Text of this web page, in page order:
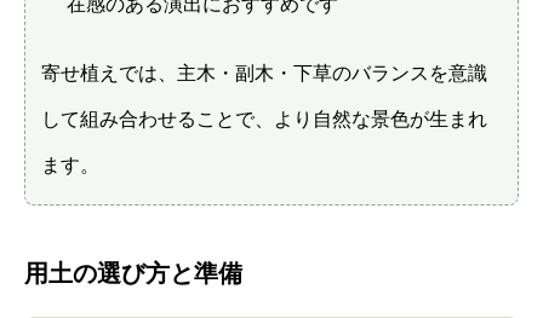
在感のある演出におすすめです
寄せ植えでは、主木・副木・下草のバランスを意識
して組み合わせることで、より自然な景色が生まれ
ます。
用土の選び方と準備